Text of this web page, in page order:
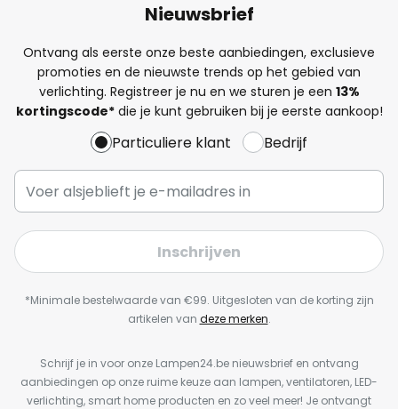
Nieuwsbrief
Ontvang als eerste onze beste aanbiedingen, exclusieve
promoties en de nieuwste trends op het gebied van
verlichting. Registreer je nu en we sturen je een 13%
kortingscode*die je kunt gebruiken bij je eerste aankoop!
Particuliere klant Bedrijf
Inschrijven
*Minimale bestelwaarde van €99. Uitgesloten van de korting zijn
artikelen van deze merken.
Schrijf je in voor onze Lampen24.be nieuwsbrief en ontvang
aanbiedingen op onze ruime keuze aan lampen, ventilatoren, LED-
verlichting, smart home producten en zo veel meer! Je ontvangt